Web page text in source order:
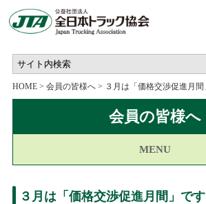
HOME> 会員の皆様へ> ３月は「価格交渉促進月間
会員の皆様へ
MENU
３月は「価格交渉促進月間」です